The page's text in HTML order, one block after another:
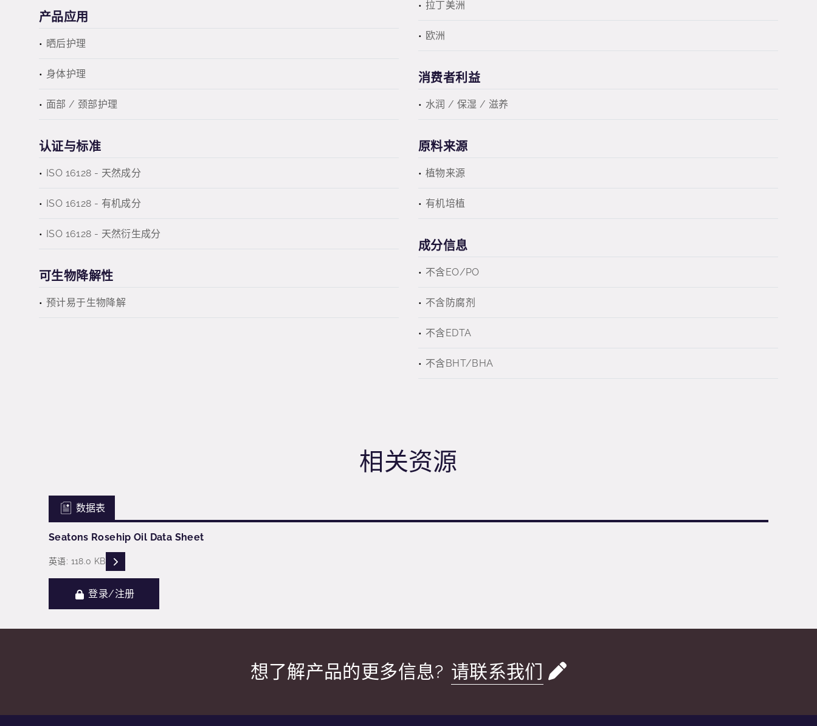
拉丁美洲
欧洲
产品应用
晒后护理
身体护理
面部 / 颈部护理
消费者利益
水润 / 保湿 / 滋养
认证与标准
ISO 16128 - 天然成分
ISO 16128 - 有机成分
ISO 16128 - 天然衍生成分
原料来源
植物来源
有机培植
成分信息
不含EO/PO
不含防腐剂
不含EDTA
不含BHT/BHA
可生物降解性
预计易于生物降解
相关资源
数据表
Seatons Rosehip Oil Data Sheet
英语: 118.0 KB READ DESCRIPTIONS
登录/注册
想了解产品的更多信息? 请联系我们